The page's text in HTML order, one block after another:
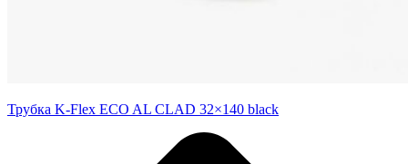
Трубка K-Flex ECO AL CLAD 32×140 black